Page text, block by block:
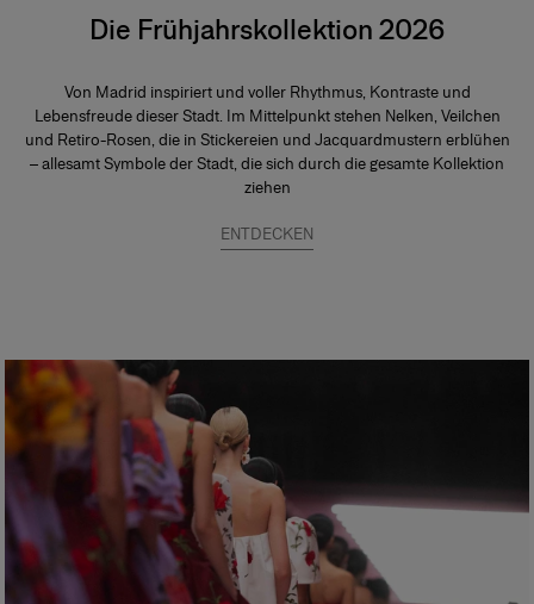
Die Frühjahrskollektion 2026
Von Madrid inspiriert und voller Rhythmus, Kontraste und
Lebensfreude dieser Stadt. Im Mittelpunkt stehen Nelken, Veilchen
und Retiro-Rosen, die in Stickereien und Jacquardmustern erblühen
– allesamt Symbole der Stadt, die sich durch die gesamte Kollektion
ziehen
ENTDECKEN